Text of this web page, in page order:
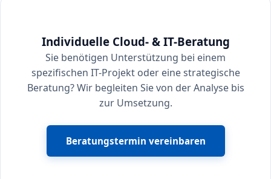
Individuelle Cloud- & IT-Beratung
Sie benötigen Unterstützung bei einem
spezifischen IT-Projekt oder eine strategische
Beratung? Wir begleiten Sie von der Analyse bis
zur Umsetzung.
Beratungstermin vereinbaren